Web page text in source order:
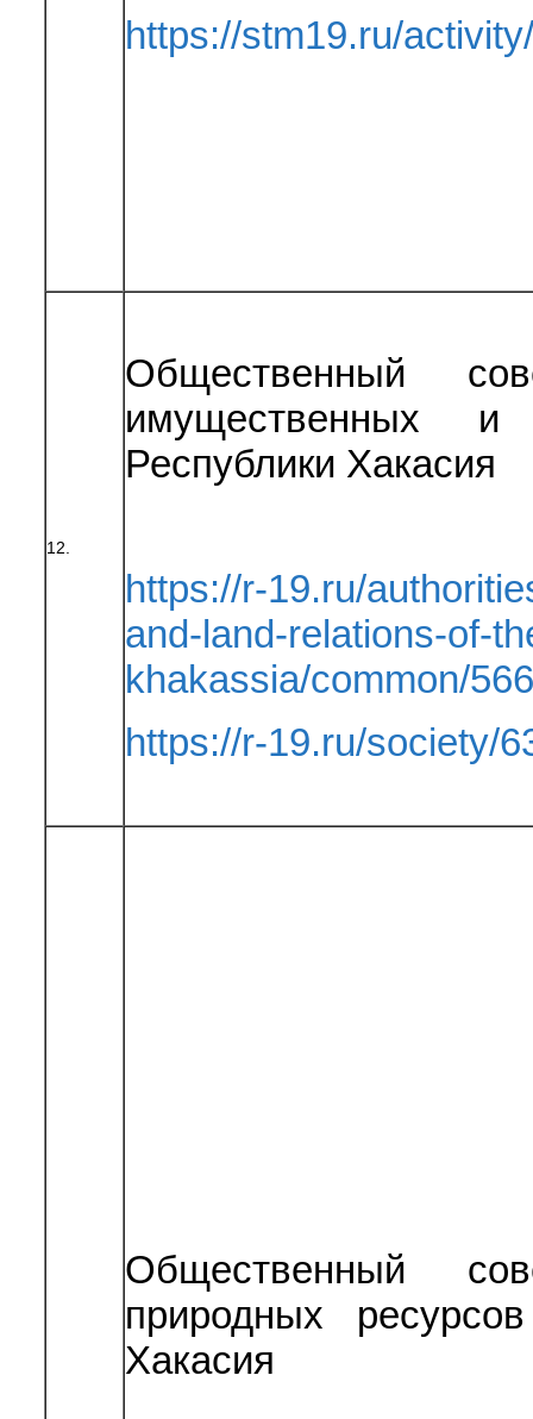
https://stm19.ru/
12.
Общественный
имущественных и
Республики Хакасия
https://r-19.ru/
and-land-relations-of-
khakassia/common/
https://r-19.ru/society/
Общественный
природных
Хакасия